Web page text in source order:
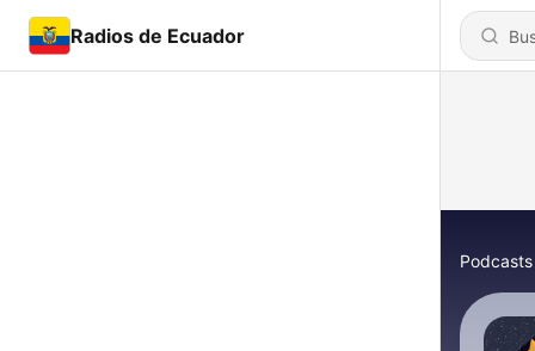
Radios de Ecuador
Podcasts